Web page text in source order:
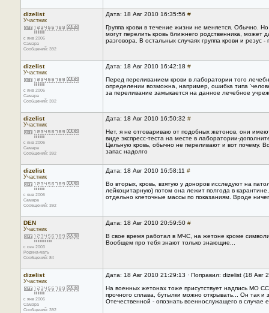
dizelist
Участник
с янв 2006
Самара
Сообщений: 392
Дата: 18 Авг 2010 16:35:56 #
Группа крови в течение жизни не меняется. Обычно.
могут перелить кровь ближнего родственника, может
разговора. В остальных случаях группа крови и резус
dizelist
Участник
с янв 2006
Самара
Сообщений: 392
Дата: 18 Авг 2010 16:42:18 #
Перед переливанием крови в лаборатории того
определении возможна, например, ошибка типа
за переливание замыкается на данное лечебное
dizelist
Участник
с янв 2006
Самара
Сообщений: 392
Дата: 18 Авг 2010 16:50:32 #
Нет, я не отговариваю от подобных жетонов, они
виде экспресс-теста на месте в лаборатории-
Цельную кровь, обычно не переливают и вот почему.
запас надолго
dizelist
Участник
с янв 2006
Самара
Сообщений: 392
Дата: 18 Авг 2010 16:58:11 #
Во вторых, кровь, взятую у доноров исследуют на
лейкоцитарную) потом она лежит полгода в
отдельно клеточные массы по показаниям. Вроде
DEN
Участник
с сен 2003
Родина-мать
Сообщений: 84
Дата: 18 Авг 2010 20:59:50 #
В свое время работал в МЧС, на жетоне кроме
Вообщем про тебя знают только знающие...
dizelist
Участник
с янв 2006
Самара
Сообщений: 392
Дата: 18 Авг 2010 21:29:13 · Поправил: dizelist (18 Авг
На военных жетонах тоже присутствует надпись МО
прочного сплава, бутылки можно открывать... Он так
Отечественной - опознать военнослужащего в случае